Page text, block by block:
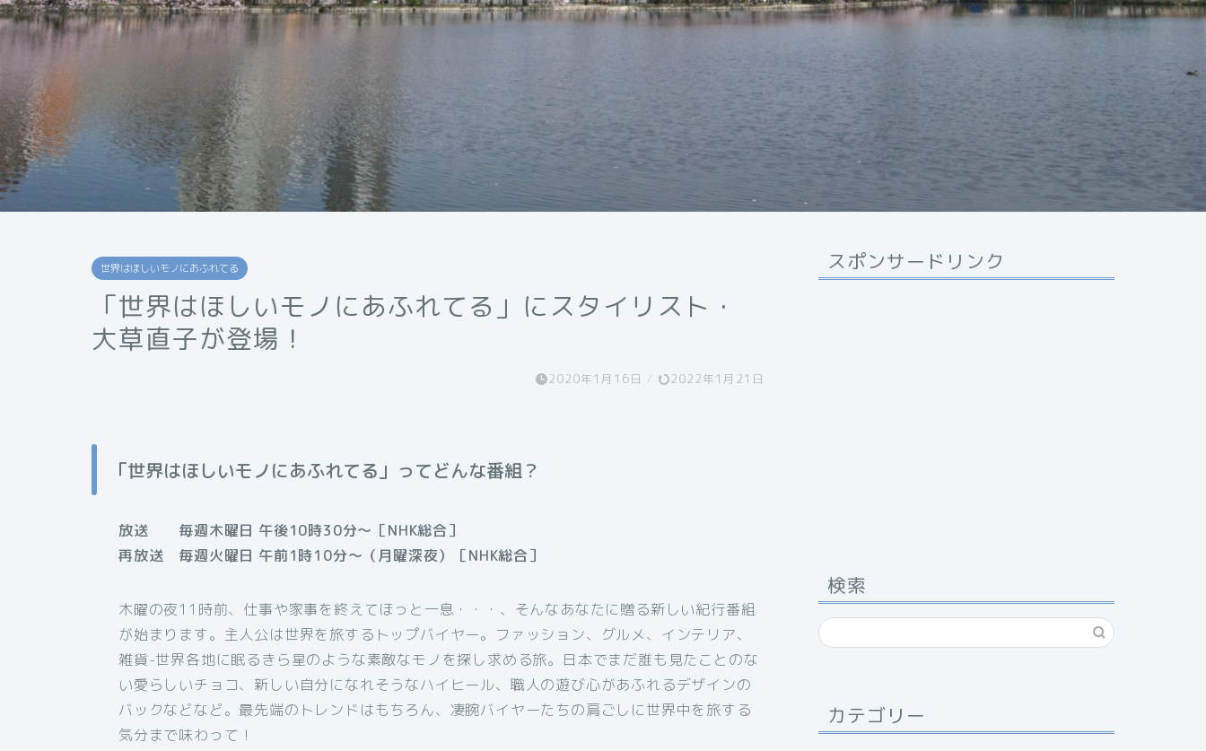
世界はほしいモノにあふれてる
「世界はほしいモノにあふれてる」にスタイリスト・
大草直子が登場！
2020年1月16日 / 2022年1月21日
「世界はほしいモノにあふれてる」ってどんな番組？
放送 毎週木曜日 午後10時30分～［NHK総合］
再放送 毎週火曜日 午前1時10分～（月曜深夜）［NHK総合］
木曜の夜11時前、仕事や家事を終えてほっと一息・・・、そんなあなたに贈る新しい紀行番組
が始まります。主人公は世界を旅するトップバイヤー。ファッション、グルメ、インテリア、
雑貨-世界各地に眠るきら星のような素敵なモノを探し求める旅。日本でまだ誰も見たことのな
い愛らしいチョコ、新しい自分になれそうなハイヒール、職人の遊び心があふれるデザインの
バックなどなど。最先端のトレンドはもちろん、凄腕バイヤーたちの肩ごしに世界中を旅する
気分まで味わって！
スポンサードリンク
検索
カテゴリー